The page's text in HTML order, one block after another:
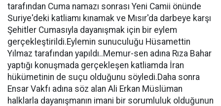
tarafından Cuma namazı sonrası Yeni Camii önünde
Suriye'deki katliamı kınamak ve Mısır'da darbeye karşı
Şehitler Cumasıyla dayanışmak için bir eylem
gerçekleştirildi.Eylemin sunuculuğu Hüsamettin
Yılmaz tarafından yapıldı..Memur-sen adına Rıza Bahar
yaptığı konuşmada gerçekleşen katliamda İran
hükümetinin de suçu olduğunu söyledi.Daha sonra
Ensar Vakfı adına söz alan Ali Erkan Müslüman
halklarla dayanışmanın imani bir sorumluluk olduğunun